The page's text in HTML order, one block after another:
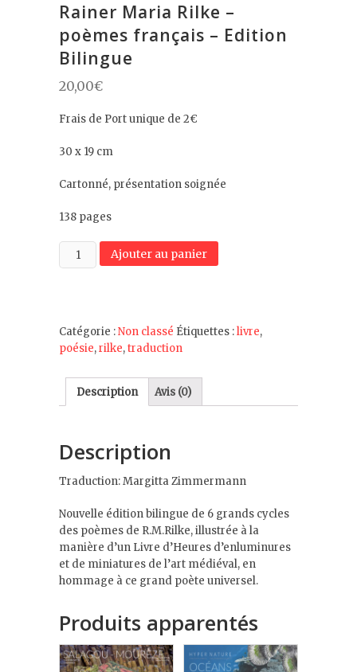
Rainer Maria Rilke –
poèmes français – Edition
Bilingue
20,00€
Frais de Port unique de 2€
30 x 19 cm
Cartonné, présentation soignée
138 pages
quantité
de
-
poèmes
Edition
Ajouter au panier
Catégorie :Non classé Étiquettes :livre,
poésie,rilke,traduction
Description Avis (0)
Description
Traduction: Margitta Zimmermann
Nouvelle édition bilingue de 6 grands cycles
des poèmes de R.M.Rilke, illustrée à la
manière d’un Livre d’Heures d’enluminures
et de miniatures de l’art médiéval, en
hommage à ce grand poète universel.
Produits apparentés